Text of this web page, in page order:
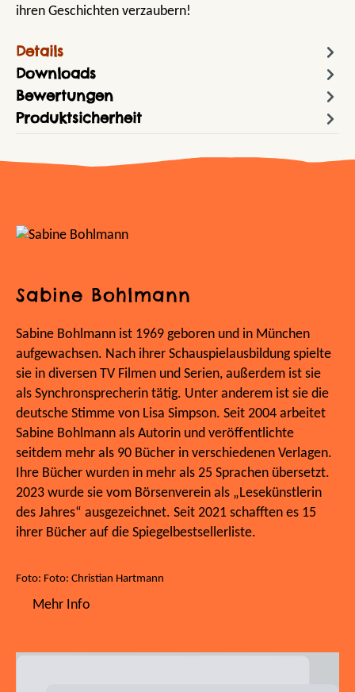
ihren Geschichten verzaubern!
Details
Downloads
Bewertungen
Produktsicherheit
Sabine Bohlmann
Sabine Bohlmann ist 1969 geboren und in München
aufgewachsen. Nach ihrer Schauspielausbildung spielte
sie in diversen TV Filmen und Serien, außerdem ist sie
als Synchronsprecherin tätig. Unter anderem ist sie die
deutsche Stimme von Lisa Simpson. Seit 2004 arbeitet
Sabine Bohlmann als Autorin und veröffentlichte
seitdem mehr als 90 Bücher in verschiedenen Verlagen.
Ihre Bücher wurden in mehr als 25 Sprachen übersetzt.
2023 wurde sie vom Börsenverein als „Lesekünstlerin
des Jahres“ ausgezeichnet. Seit 2021 schafften es 15
ihrer Bücher auf die Spiegelbestsellerliste.
Foto: Foto: Christian Hartmann
Mehr Info